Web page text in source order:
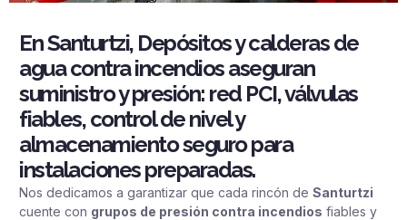
En Santurtzi, Depósitos y calderas de
agua contra incendios aseguran
suministro y presión: red PCI, válvulas
fiables, control de nivel y
almacenamiento seguro para
instalaciones preparadas.
Nos dedicamos a garantizar que cada rincón de Santurtzi
cuente con grupos de presión contra incendios fiables y